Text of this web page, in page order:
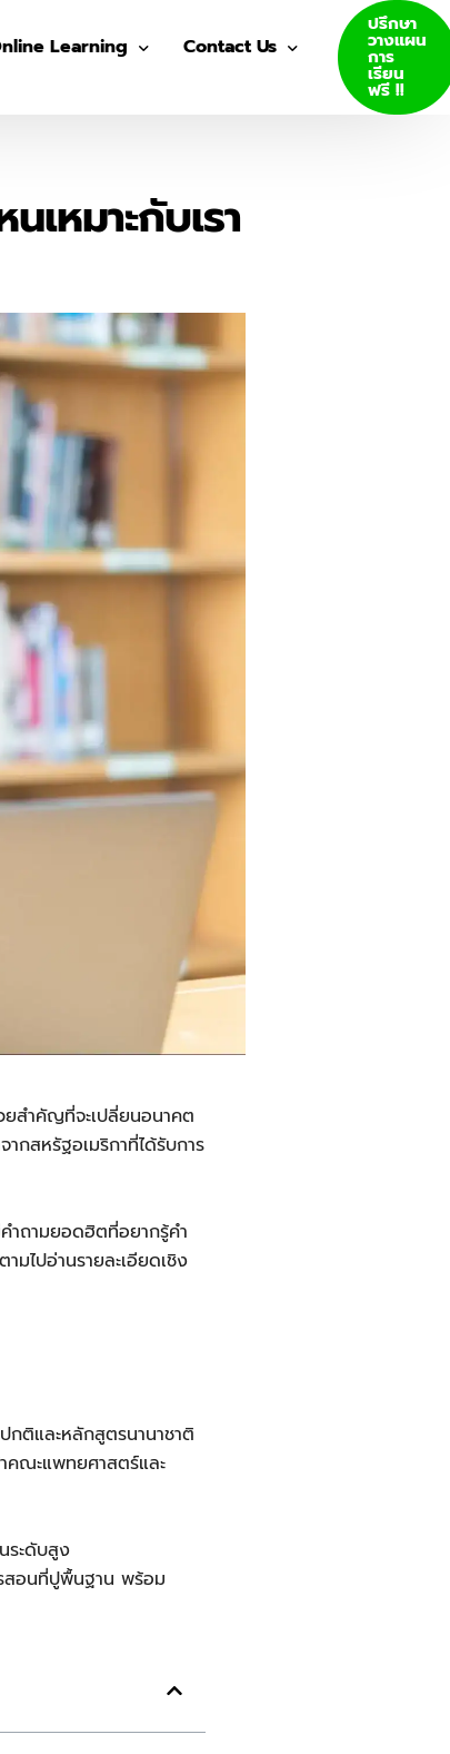
Learning
E-Books
Contact Us
ปรึกษา
วางแผน
การ
เรียน
ฟรี !!
หมาะกับเรา
สำคัญที่จะเปลี่ยนอนาคต
กสหรัฐอเมริกาที่ได้รับการ
ำถามยอดฮิตที่อยากรู้คำ
ไปอ่านรายละเอียดเชิง
กติและหลักสูตรนานาชาติ
คณะแพทยศาสตร์และ
ระดับสูง
สอนที่ปูพื้นฐาน พร้อม